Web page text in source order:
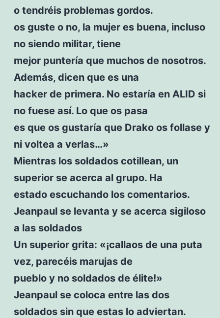
o tendréis problemas gordos.
os guste o no, la mujer es buena, incluso
no siendo militar, tiene
mejor puntería que muchos de nosotros.
Además, dicen que es una
hacker de primera. No estaría en ALID si
no fuese así. Lo que os pasa
es que os gustaría que Drako os follase y
ni voltea a verlas…»
Mientras los soldados cotillean, un
superior se acerca al grupo. Ha
estado escuchando los comentarios.
Jeanpaul se levanta y se acerca sigiloso
a las soldados
Un superior grita: «¡callaos de una puta
vez, parecéis marujas de
pueblo y no soldados de élite!»
Jeanpaul se coloca entre las dos
soldados sin que estas lo adviertan.